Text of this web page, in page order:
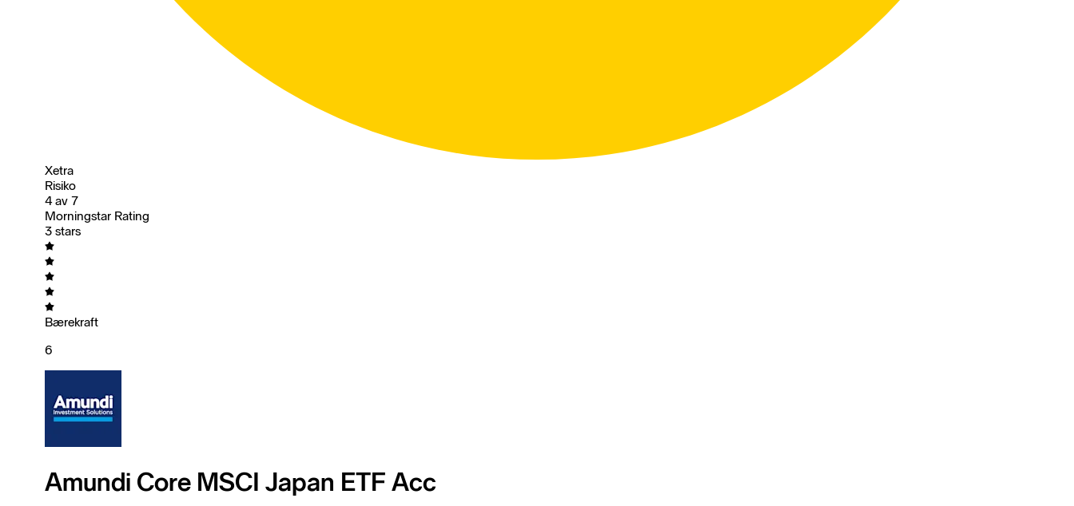
Xetra
Risiko
4 av 7
Morningstar Rating
3 stars
Bærekraft
6
Amundi Core MSCI Japan ETF Acc